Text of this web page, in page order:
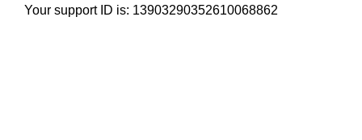
Your support ID is: 13903290352610068862